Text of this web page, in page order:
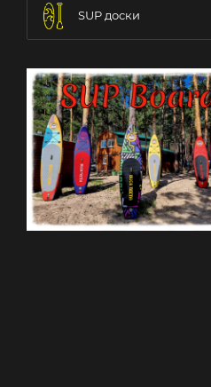
SUP доски